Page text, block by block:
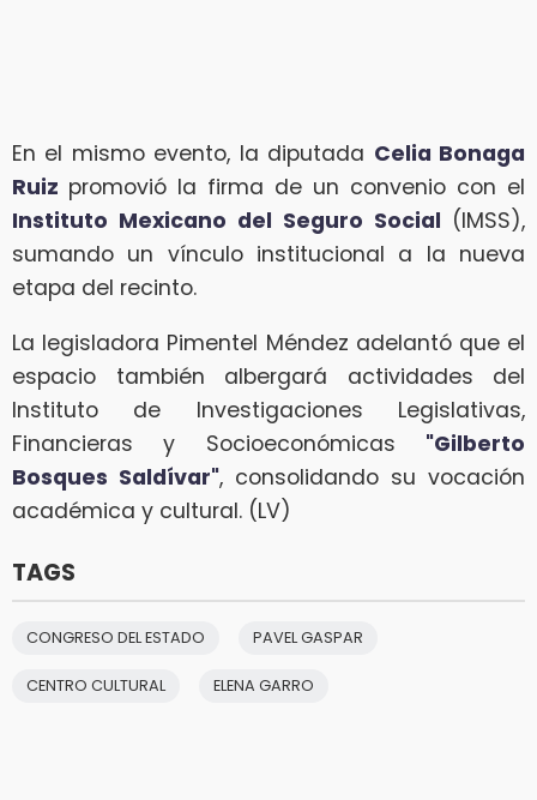
En el mismo evento, la diputada Celia Bonaga
Ruiz promovió la firma de un convenio con el
Instituto Mexicano del Seguro Social (IMSS),
sumando un vínculo institucional a la nueva
etapa del recinto.
La legisladora Pimentel Méndez adelantó que el
espacio también albergará actividades del
Instituto de Investigaciones Legislativas,
Financieras y Socioeconómicas "Gilberto
Bosques Saldívar", consolidando su vocación
académica y cultural. (LV)
TAGS
CONGRESO DEL ESTADO PAVEL GASPAR
CENTRO CULTURAL ELENA GARRO